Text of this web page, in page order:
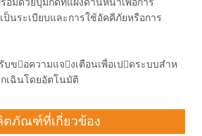
ร้อมด้วยปุ่มกดที่แผงด้านหน้าเพื่อการ
ป็นระเบียบและการใช้อัคคีภัยหรือการ
บขอความแจงเตือนเพื่อเปดระบบสําห
กเฉินโดยอัตโนมัติ
ตภัณฑ์ที่เกี่ยวข้อง